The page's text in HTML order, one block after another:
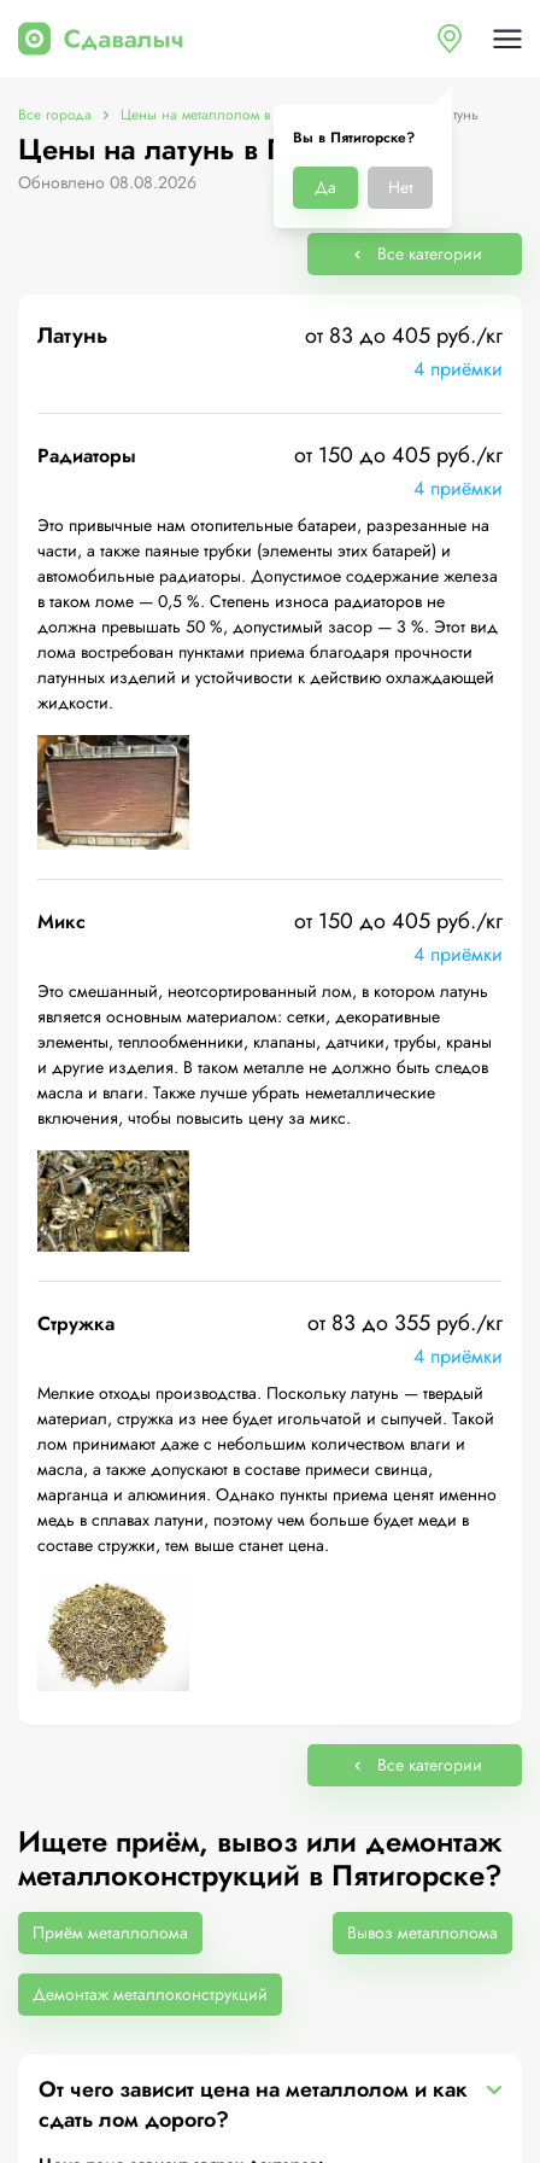
Вы в Пятигорске?
Да Нет
Все города Цены на металлолом в Пятигорске Цены на латунь
Цены на латунь в Пятигорске
Обновлено 08.08.2026
Все категории
Латунь от 83 до 405 руб./кг
4 приёмки
Радиаторы от 150 до 405 руб./кг
4 приёмки
Это привычные нам отопительные батареи, разрезанные на
части, а также паяные трубки (элементы этих батарей) и
автомобильные радиаторы. Допустимое содержание железа
в таком ломе — 0,5 %. Степень износа радиаторов не
должна превышать 50 %, допустимый засор — 3 %. Этот вид
лома востребован пунктами приема благодаря прочности
латунных изделий и устойчивости к действию охлаждающей
жидкости.
Микс от 150 до 405 руб./кг
4 приёмки
Это смешанный, неотсортированный лом, в котором латунь
является основным материалом: сетки, декоративные
элементы, теплообменники, клапаны, датчики, трубы, краны
и другие изделия. В таком металле не должно быть следов
масла и влаги. Также лучше убрать неметаллические
включения, чтобы повысить цену за микс.
Стружка от 83 до 355 руб./кг
4 приёмки
Мелкие отходы производства. Поскольку латунь — твердый
материал, стружка из нее будет игольчатой и сыпучей. Такой
лом принимают даже с небольшим количеством влаги и
масла, а также допускают в составе примеси свинца,
марганца и алюминия. Однако пункты приема ценят именно
медь в сплавах латуни, поэтому чем больше будет меди в
составе стружки, тем выше станет цена.
Все категории
Ищете приём, вывоз или демонтаж
металлоконструкций в Пятигорске?
Приём металлолома Вывоз металлолома
Демонтаж металлоконструкций
От чего зависит цена на металлолом и как
сдать лом дорого?